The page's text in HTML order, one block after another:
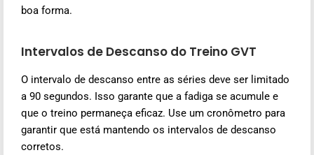
boa forma.
Intervalos de Descanso do Treino GVT
O intervalo de descanso entre as séries deve ser limitado
a 90 segundos. Isso garante que a fadiga se acumule e
que o treino permaneça eficaz. Use um cronômetro para
garantir que está mantendo os intervalos de descanso
corretos.